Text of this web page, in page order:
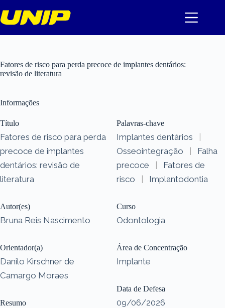
para
o
Fatores de risco para perda precoce de implantes dentários:
revisão de literatura
Informações
Título
Fatores de risco para perda
precoce de implantes
dentários: revisão de
literatura
Autor(es)
Bruna Reis Nascimento
Orientador(a)
Danilo Kirschner de
Camargo Moraes
Resumo
Palavras-chave
Implantes dentários
|
Osseointegração
|
Falha
precoce
|
Fatores de
risco
| Implantodontia
Curso
Odontologia
Área de Concentração
Implante
Data de Defesa
09/06/2026